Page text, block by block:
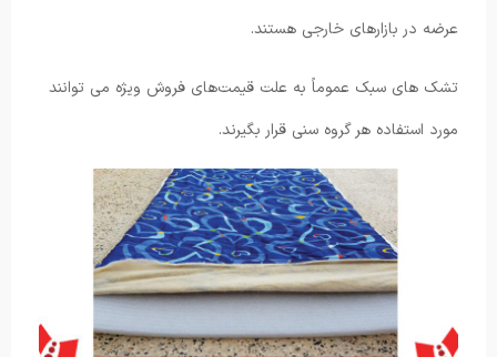
عرضه در بازارهای خارجی هستند.
تشک های سبک عموماً به علت قیمت‌های فروش ویژه می توانند
مورد استفاده هر گروه سنی قرار بگیرند.